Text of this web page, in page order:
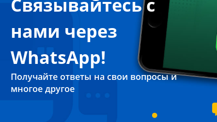
Связывайтесь с
нами через
WhatsApp!
Получайте ответы на свои вопросы и
многое другое